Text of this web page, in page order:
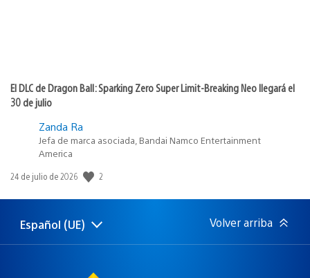
El DLC de Dragon Ball: Sparking Zero Super Limit-Breaking Neo llegará el
30 de julio
Zanda Ra
Jefa de marca asociada, Bandai Namco Entertainment
America
Fecha
publicación:
24 de julio de 2026 2
Selecciona
una
Región
actual:
Español (UE) Volver arriba